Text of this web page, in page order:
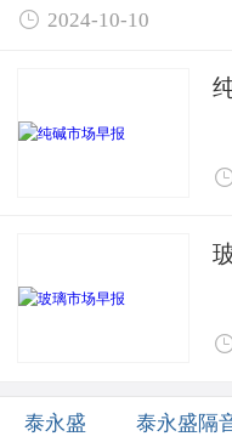
 2024-10-10
泰永盛 泰永盛隔